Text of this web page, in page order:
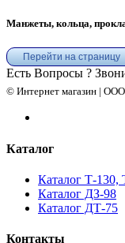
Манжеты, кольца,
Перейти на страницу
Есть Вопросы ?
© Интернет магазин |
Каталог
Каталог Т-130,
Каталог ДЗ-98
Каталог ДТ-75
Контакты